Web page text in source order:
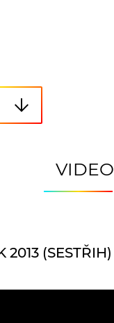
VIDEO
2013 (SESTŘIH)